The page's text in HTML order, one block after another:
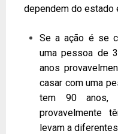
dependem do estado
Se a ação é se
uma pessoa de
anos
casar com uma
tem 90 anos,
provavelmente
levam a